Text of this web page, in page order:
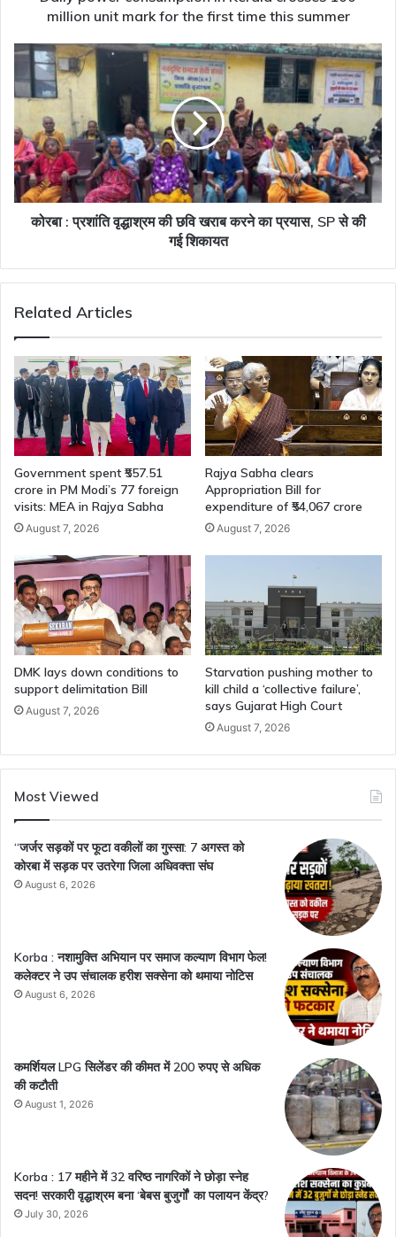
first
time
this
summer
million unit mark for the first time this summer
कोरबा
प्रशांति
की
छवि
खराब
करने
का
प्रयास,
शिकायत
कोरबा : प्रशांति वृद्धाश्रम की छवि खराब करने का प्रयास, SP से की
गई शिकायत
Related Articles
Government spent ₹557.51
crore in PM Modi’s 77 foreign
visits: MEA in Rajya Sabha
August 7, 2026
Rajya Sabha clears
Appropriation Bill for
expenditure of ₹54,067 crore
August 7, 2026
DMK lays down conditions to
support delimitation Bill
August 7, 2026
Starvation pushing mother to
kill child a ‘collective failure’,
says Gujarat High Court
August 7, 2026
Most Viewed
“जर्जर सड़कों पर फूटा वकीलों का गुस्सा: 7 अगस्त को
कोरबा में सड़क पर उतरेगा जिला अधिवक्ता संघ
August 6, 2026
Korba : नशामुक्ति अभियान पर समाज कल्याण विभाग फेल!
कलेक्टर ने उप संचालक हरीश सक्सेना को थमाया नोटिस
August 6, 2026
कमर्शियल LPG सिलेंडर की कीमत में 200 रुपए से अधिक
की कटौती
August 1, 2026
Korba : 17 महीने में 32 वरिष्ठ नागरिकों ने छोड़ा स्नेह
सदन! सरकारी वृद्धाश्रम बना ‘बेबस बुजुर्गों’ का पलायन केंद्र?
July 30, 2026